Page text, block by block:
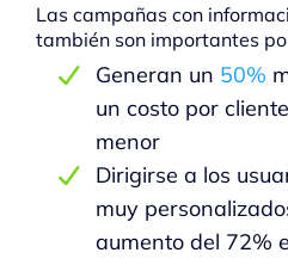
Las campañas con
también son importantes
Generan un 50%
un costo por
menor
Dirigirse a los
muy
aumento del 72%